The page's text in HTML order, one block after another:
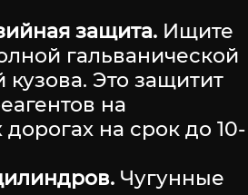
защита. Ищите
гальванической
кузова. Это защитит
на
на срок до 10-
Чугунные